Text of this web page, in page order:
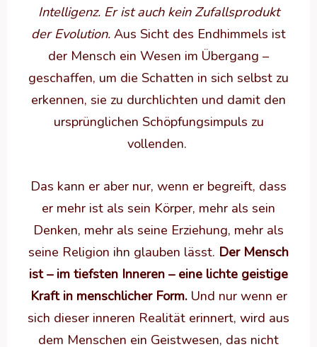
Intelligenz. Er ist auch kein Zufallsprodukt
der Evolution. Aus Sicht des Endhimmels ist
der Mensch ein Wesen im Übergang –
geschaffen, um die Schatten in sich selbst zu
erkennen, sie zu durchlichten und damit den
ursprünglichen Schöpfungsimpuls zu
vollenden.
Das kann er aber nur, wenn er begreift, dass
er mehr ist als sein Körper, mehr als sein
Denken, mehr als seine Erziehung, mehr als
seine Religion ihn glauben lässt. Der Mensch
ist – im tiefsten Inneren – eine lichte geistige
Kraft in menschlicher Form.Und nur wenn er
sich dieser inneren Realität erinnert, wird aus
dem Menschen ein Geistwesen, das nicht